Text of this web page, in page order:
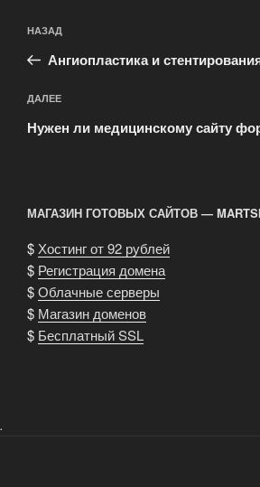
по
записям
Предыдущая
запись:
НАЗАД
Ангиопластика и
Следующая
запись
ДАЛЕЕ
Нужен ли медицинскому сайту
МАГАЗИН ГОТОВЫХ САЙТОВ —
$ Хостинг от 92 рублей
$ Регистрация домена
$Облачные серверы
$ Магазин доменов
$ Бесплатный SSL
.